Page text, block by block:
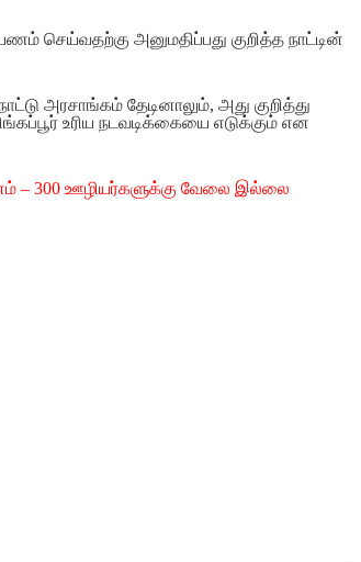
செய்வதற்கு அனுமதிப்பது குறித்த நாட்டின்
அரசாங்கம் தேடினாலும், அது குறித்து
உரிய நடவடிக்கையை எடுக்கும் என
– 300 ஊழியர்களுக்கு வேலை இல்லை